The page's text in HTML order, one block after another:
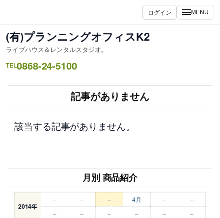
を
ス
キ
ッ
ログイン MENU
(有)プランニングオフィスK2
ライブハウス＆レンタルスタジオ。
TEL0868-24-5100
記事がありません
該当する記事がありません。
月別 商品紹介
2014年
– – – 4月 –
–
–
– – – – –